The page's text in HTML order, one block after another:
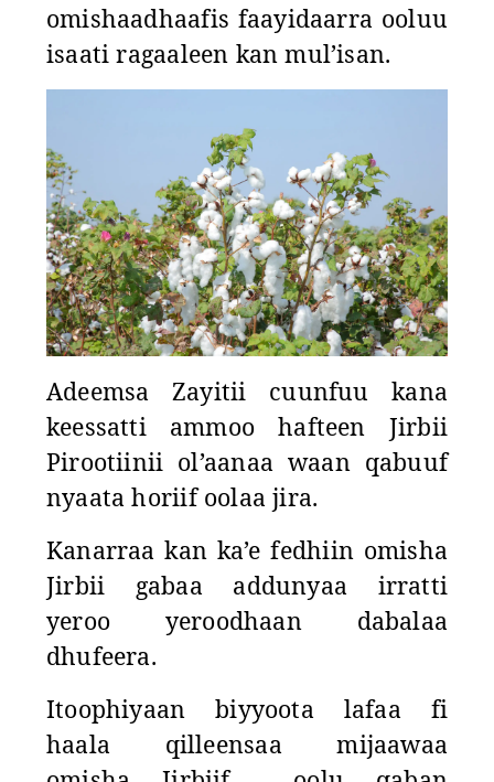
omishaadhaafis faayidaarra ooluu
isaati ragaaleen kan mul’isan.
Adeemsa Zayitii cuunfuu kana
keessatti ammoo hafteen Jirbii
Pirootiinii ol’aanaa waan qabuuf
nyaata horiif oolaa jira.
Kanarraa kan ka’e fedhiin omisha
Jirbii gabaa addunyaa irratti
yeroo yeroodhaan dabalaa
dhufeera.
Itoophiyaan biyyoota lafaa fi
haala qilleensaa mijaawaa